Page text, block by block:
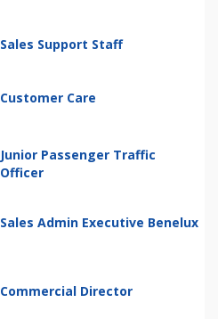
Sales Support Staff
Customer Care
Junior Passenger Traffic
Officer
Sales Admin Executive Benelux
Commercial Director